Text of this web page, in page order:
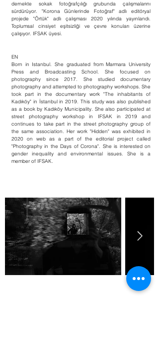
dernekte sokak fotoğrafçılığı grubunda çalışmalarını
sürdürüyor. "Korona Günlerinde Fotoğraf" adlı editöryal
projede "Örtük" adlı çalışması 2020 yılında yayınlandı.
Toplumsal cinsiyet eşitsizliği ve çevre konuları üzerine
çalışıyor. IFSAK üyesi.
EN
Born in Istanbul. She graduated from Marmara University
Press and Broadcasting School. She focused on
photography since 2017. She studied documentary
photography and attempted to photography workshops. She
took part in the documentary work "The inhabitants of
Kadıköy" in İstanbul in 2019. This study was also published
as a book by Kadıköy Municipality. She also participated at
street photography workshop in IFSAK in 2019 and
continues to take part in the street photography group of
the same association. Her work "Hidden" was exhibited in
2020 on web as a part of the editorial project called
"Photography in the Days of Corona". She is interested on
gender inequality and environmental issues. She is a
member of IFSAK.